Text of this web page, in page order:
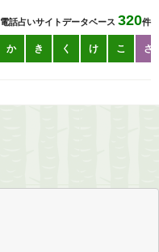
電話占いサイトデータベース 320件
か き く け こ さ